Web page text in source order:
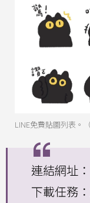
LINE免費貼圖列表。（
連結網址：
下載任務